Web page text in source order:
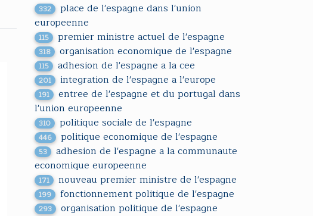
332
place de l'espagne dans l'union
europeenne
115 premier ministre actuel de l'espagne
318 organisation economique de l'espagne
115 adhesion de l'espagne a la cee
201 integration de l'espagne a l'europe
191
entree de l'espagne et du portugal dans
l'union europeenne
310 politique sociale de l'espagne
446 politique economique de l'espagne
53
adhesion de l'espagne a la communaute
economique europeenne
171 nouveau premier ministre de l'espagne
199 fonctionnement politique de l'espagne
293 organisation politique de l'espagne